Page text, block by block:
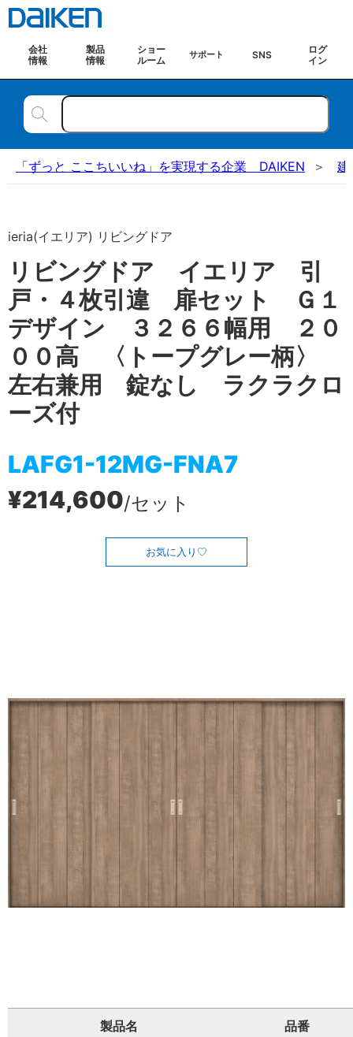
会社
情報
製品
情報
ショー
ルーム
サポート SNS
ログ
イン
「ずっと ここちいいね」を実現する企業 DAIKEN 建
ieria(イエリア) リビングドア
リビングドア イエリア 引
戸・４枚引違 扉セット Ｇ１
デザイン ３２６６幅用 ２０
００高 〈トープグレー柄〉
左右兼用 錠なし ラクラクロ
ーズ付
LAFG1-12MG-FNA7
¥214,600/セット
お気に入り
製品名 品番